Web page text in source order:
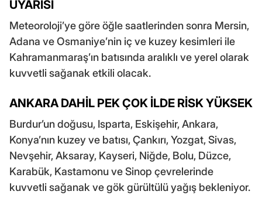
UYARISI
Meteoroloji’ye göre öğle saatlerinden sonra Mersin,
Adana ve Osmaniye’nin iç ve kuzey kesimleri ile
Kahramanmaraş’ın batısında aralıklı ve yerel olarak
kuvvetli sağanak etkili olacak.
ANKARA DAHİL PEK ÇOK İLDE RİSK YÜKSEK
Burdur’un doğusu, Isparta, Eskişehir, Ankara,
Konya’nın kuzey ve batısı, Çankırı, Yozgat, Sivas,
Nevşehir, Aksaray, Kayseri, Niğde, Bolu, Düzce,
Karabük, Kastamonu ve Sinop çevrelerinde
kuvvetli sağanak ve gök gürültülü yağış bekleniyor.